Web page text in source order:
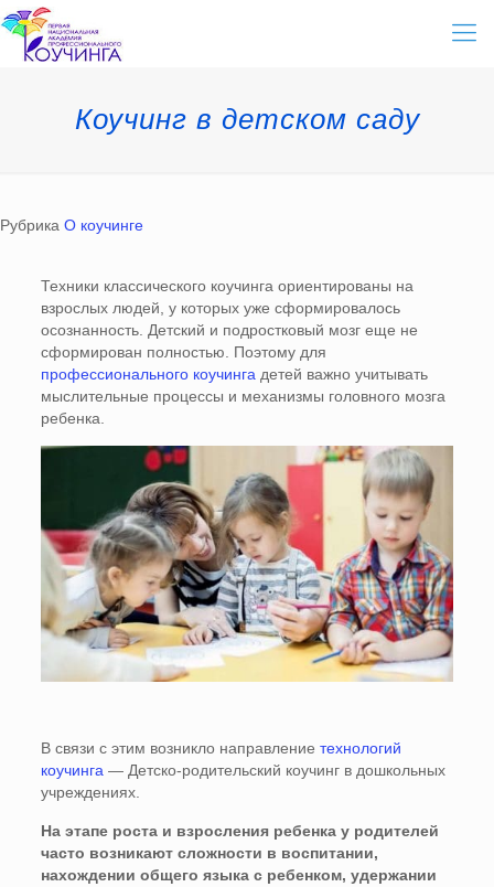
Коучинг в детском саду
Рубрика О коучинге
Техники классического коучинга ориентированы на
взрослых людей, у которых уже сформировалось
осознанность. Детский и подростковый мозг еще не
сформирован полностью. Поэтому для
профессионального коучинга детей важно учитывать
мыслительные процессы и механизмы головного мозга
ребенка.
В связи с этим возникло направление технологий
коучинга — Детско-родительский коучинг в дошкольных
учреждениях.
На этапе роста и взросления ребенка у родителей
часто возникают сложности в воспитании,
нахождении общего языка с ребенком, удержании